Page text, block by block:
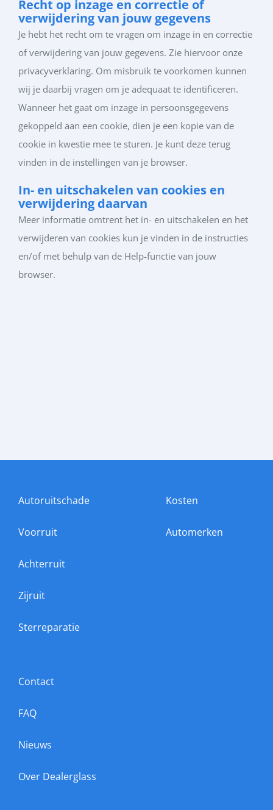
Recht op inzage en correctie of
verwijdering van jouw gegevens
Je hebt het recht om te vragen om inzage in en correctie
of verwijdering van jouw gegevens. Zie hiervoor onze
privacyverklaring. Om misbruik te voorkomen kunnen
wij je daarbij vragen om je adequaat te identificeren.
Wanneer het gaat om inzage in persoonsgegevens
gekoppeld aan een cookie, dien je een kopie van de
cookie in kwestie mee te sturen. Je kunt deze terug
vinden in de instellingen van je browser.
In- en uitschakelen van cookies en
verwijdering daarvan
Meer informatie omtrent het in- en uitschakelen en het
verwijderen van cookies kun je vinden in de instructies
en/of met behulp van de Help-functie van jouw
browser.
Autoruitschade
Voorruit
Achterruit
Zijruit
Sterreparatie
Kosten
Automerken
Contact
FAQ
Nieuws
Over Dealerglass